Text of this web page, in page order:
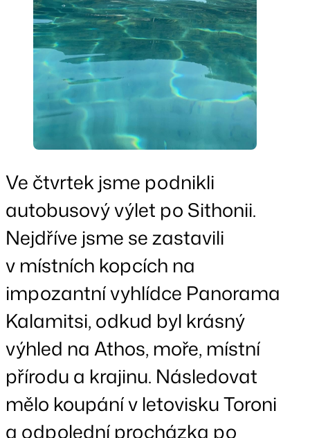
Ve čtvrtek jsme podnikli
autobusový výlet po Sithonii.
Nejdříve jsme se zastavili
v místních kopcích na
impozantní vyhlídce Panorama
Kalamitsi, odkud byl krásný
výhled na Athos, moře, místní
přírodu a krajinu. Následovat
mělo koupání v letovisku Toroni
a odpolední procházka po